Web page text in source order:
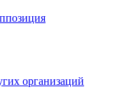
организаций